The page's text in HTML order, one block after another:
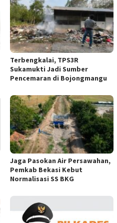
Terbengkalai, TPS3R
Sukamukti Jadi Sumber
Pencemaran di Bojongmangu
Jaga Pasokan Air Persawahan,
Pemkab Bekasi Kebut
Normalisasi SS BKG